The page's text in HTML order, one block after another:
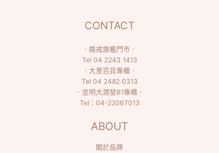
CONTACT
． 婚戒旗艦門市 ．
Tel 04 2243 1413
． 大里百貨專櫃 ．
Tel 04 2482 0313
． 忠明大潤發B1專櫃 ．
Tel： 04-22067013
ABOUT
關於品牌